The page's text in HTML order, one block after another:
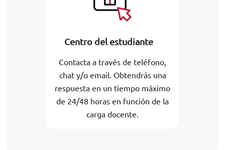
Centro del estudiante
Contacta a través de teléfono,
chat y/o email. Obtendrás una
respuesta en un tiempo máximo
de 24/48 horas en función de la
carga docente.